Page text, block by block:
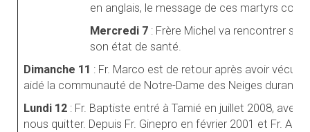
en anglais, le message de ces martyrs
Mercredi 7 : Frère Michel va rencontrer
son état de santé.
Dimanche 11 : Fr. Marco est de retour après avoir vécu
aidé la communauté de Notre-Dame des Neiges durant
Lundi 12 : Fr. Baptiste entré à Tamié en juillet 2008,
nous quitter. Depuis Fr. Ginepro en février 2001 et Fr.